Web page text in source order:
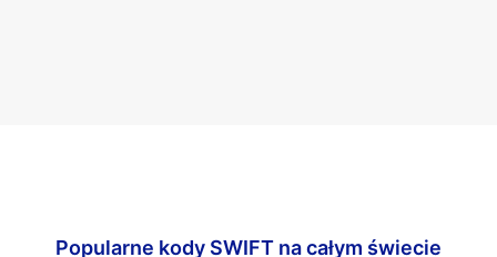
Popularne kody SWIFT na całym świecie